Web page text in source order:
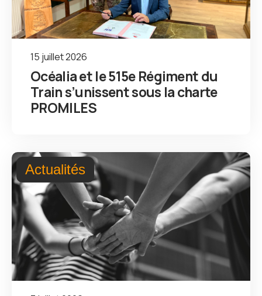
15 juillet 2026
Océalia et le 515e Régiment du
Train s’unissent sous la charte
PROMILES
Actualités